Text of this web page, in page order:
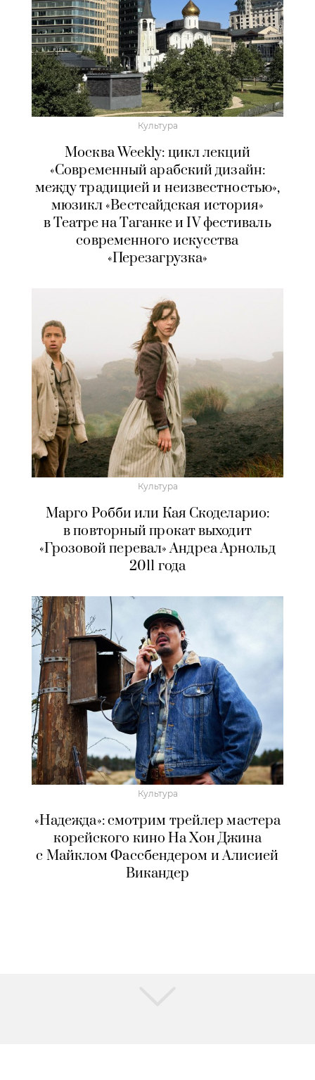
Культура
Москва Weekly: цикл лекций
«Современный арабский дизайн:
между традицией и неизвестностью»,
мюзикл «Вестсайдская история»
в Театре на Таганке и IV фестиваль
современного искусства
«Перезагрузка»
Культура
Марго Робби или Кая Скоделарио:
в повторный прокат выходит
«Грозовой перевал» Андреа Арнольд
2011 года
Культура
«Надежда»: смотрим трейлер мастера
корейского кино На Хон Джина
с Майклом Фассбендером и Алисией
Викандер